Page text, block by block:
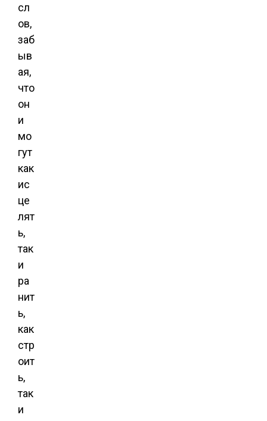
сл
ов,
заб
ыв
ая,
что
он
и
мо
гут
как
ис
це
лят
ь,
так
и
ра
нит
ь,
как
стр
оит
ь,
так
и